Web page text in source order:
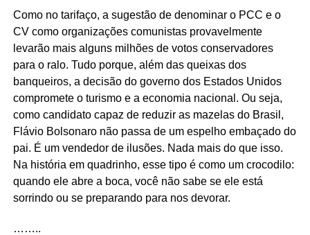
Como no tarifaço, a sugestão de denominar o PCC e o
CV como organizações comunistas provavelmente
levarão mais alguns milhões de votos conservadores
para o ralo. Tudo porque, além das queixas dos
banqueiros, a decisão do governo dos Estados Unidos
compromete o turismo e a economia nacional. Ou seja,
como candidato capaz de reduzir as mazelas do Brasil,
Flávio Bolsonaro não passa de um espelho embaçado do
pai. É um vendedor de ilusões. Nada mais do que isso.
Na história em quadrinho, esse tipo é como um crocodilo:
quando ele abre a boca, você não sabe se ele está
sorrindo ou se preparando para nos devorar.
……..